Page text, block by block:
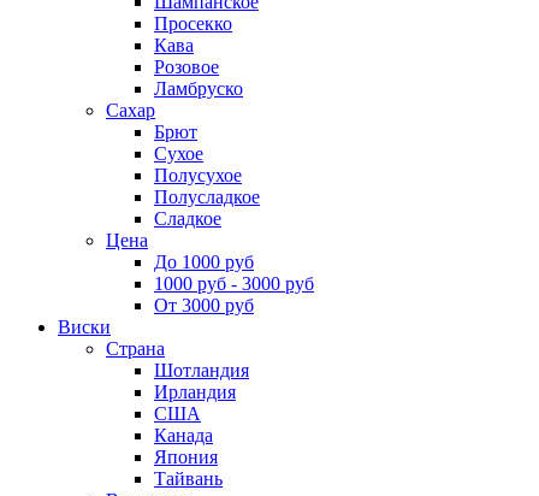
Просекко
Кава
Розовое
Ламбруско
Сахар
Брют
Сухое
Полусухое
Полусладкое
Сладкое
Цена
До 1000 руб
1000 руб - 3000 руб
От 3000 руб
Виски
Страна
Шотландия
Ирландия
США
Канада
Япония
Тайвань